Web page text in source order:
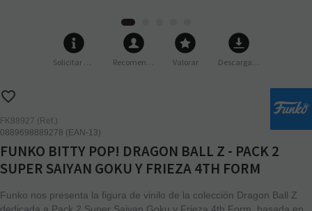
Solicitar más info Recomendar Valorar Descargar imágenes
FK88927 (Ref.)
0889698889278 (EAN-13)
FUNKO BITTY POP! DRAGON BALL Z - PACK 2
SUPER SAIYAN GOKU Y FRIEZA 4TH FORM
Funko nos presenta la figura de vinilo de la colección Dragon Ball Z